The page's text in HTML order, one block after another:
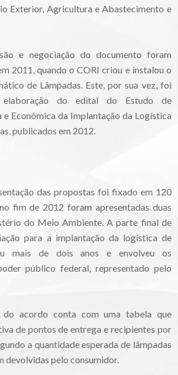
Exterior, Agricultura e Abastecimento e
e negociação do documento foram
2011, quando o CORI criou e instalou o
de Lâmpadas. Este, por sua vez, foi
elaboração do edital do Estudo de
Econômica da Implantação da Logística
publicados em 2012.
das propostas foi fixado em 120
fim de 2012 foram apresentadas duas
do Meio Ambiente. A parte final de
para a implantação da logística de
mais de dois anos e envolveu os
público federal, representado pelo
acordo conta com uma tabela que
de pontos de entrega e recipientes por
a quantidade esperada de lâmpadas
devolvidas pelo consumidor.